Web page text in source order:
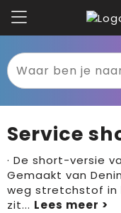
Textiel
Sport
Kariban
Gildan
Service
· De short-versie
Gemaakt van
weg stretchstof in
zit...